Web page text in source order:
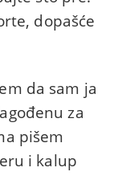
dopašće
da sam ja
za
pišem
i kalup